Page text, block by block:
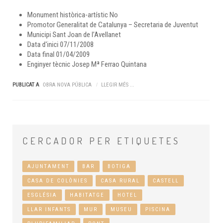
Monument històrica-artísticNo
PromotorGeneralitat de Catalunya – Secretaria de Juventut
Municipi Sant Joan de l’Avellanet
Data d'inici 07/11/2008
Data final 01/04/2009
Enginyer tècnicJosep Mª Ferrao Quintana
PUBLICAT A OBRA NOVA PÚBLICA LLEGIR MÉS ...
CERCADOR PER ETIQUETES
AJUNTAMENT BAR BOTIGA
CASA DE COLÒNIES CASA RURAL CASTELL
ESGLÉSIA HABITATGE HOTEL
LLAR INFANTS MUR MUSEU PISCINA